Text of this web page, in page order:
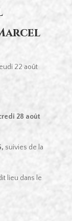
22 août
28 août
suivies de la
lieu dans le